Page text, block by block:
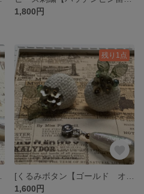
1,800円
残り1点
1,600円